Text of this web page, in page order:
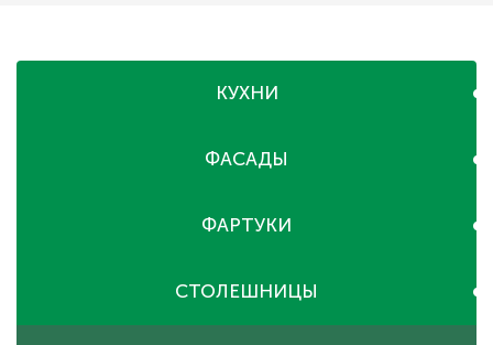
КУХНИ
ФАСАДЫ
ФАРТУКИ
СТОЛЕШНИЦЫ